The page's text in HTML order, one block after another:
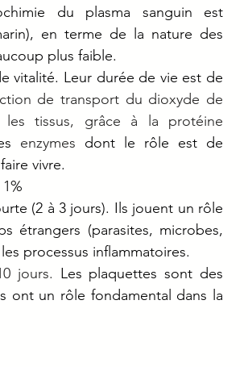
du plasma sanguin est
en terme de la nature des
plus faible.
vitalité. Leur durée de vie est de
de transport du dioxyde de
enzymes dont le rôle est de
vivre.
(2 à 3 jours). Ils jouent un rôle
étrangers (parasites, microbes,
processus inflammatoires.
jours. Les plaquettes sont des
ont un rôle fondamental dans la